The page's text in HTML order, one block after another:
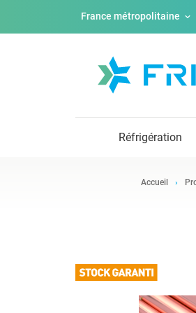
France métropolitaine
Réfrigération
Accueil